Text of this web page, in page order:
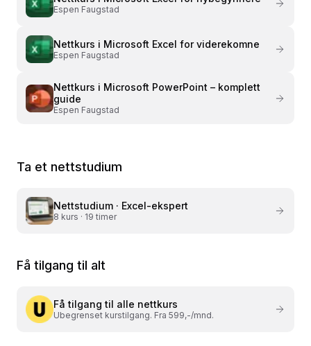
Espen Faugstad
Nettkurs i Microsoft Excel for viderekomne
Espen Faugstad
Nettkurs i Microsoft PowerPoint – komplett
guide
Espen Faugstad
Ta et nettstudium
Nettstudium · Excel-ekspert
8 kurs · 19 timer
Få tilgang til alt
Få tilgang til alle nettkurs
Ubegrenset kurstilgang. Fra 599,-/mnd.